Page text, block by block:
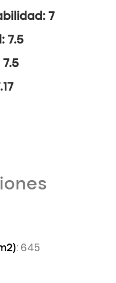
7
7.5
: 645